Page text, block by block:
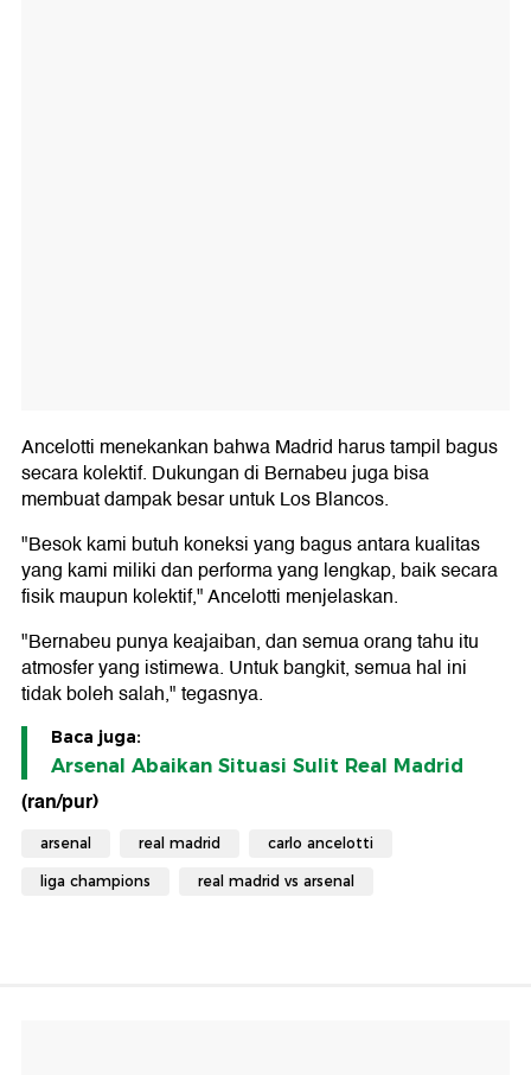
Ancelotti menekankan bahwa Madrid harus tampil bagus
secara kolektif. Dukungan di Bernabeu juga bisa
membuat dampak besar untuk Los Blancos.
"Besok kami butuh koneksi yang bagus antara kualitas
yang kami miliki dan performa yang lengkap, baik secara
fisik maupun kolektif," Ancelotti menjelaskan.
"Bernabeu punya keajaiban, dan semua orang tahu itu
atmosfer yang istimewa. Untuk bangkit, semua hal ini
tidak boleh salah," tegasnya.
Baca juga:
Arsenal Abaikan Situasi Sulit Real Madrid
(ran/pur)
arsenal real madrid carlo ancelotti
liga champions real madrid vs arsenal